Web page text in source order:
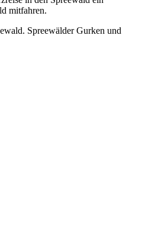
mitfahren.
Spreewälder Gurken und